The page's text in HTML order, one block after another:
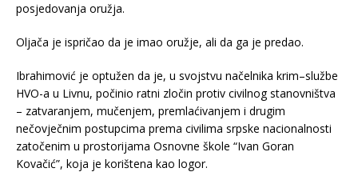
posjedovanja oružja.
Oljača je ispričao da je imao oružje, ali da ga je predao.
Ibrahimović je optužen da je, u svojstvu načelnika krim–službe
HVO-a u Livnu, počinio ratni zločin protiv civilnog stanovništva
– zatvaranjem, mučenjem, premlaćivanjem i drugim
nečovječnim postupcima prema civilima srpske nacionalnosti
zatočenim u prostorijama Osnovne škole “Ivan Goran
Kovačić”, koja je korištena kao logor.